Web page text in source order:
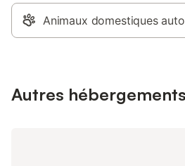
Animaux domestiques
Autres